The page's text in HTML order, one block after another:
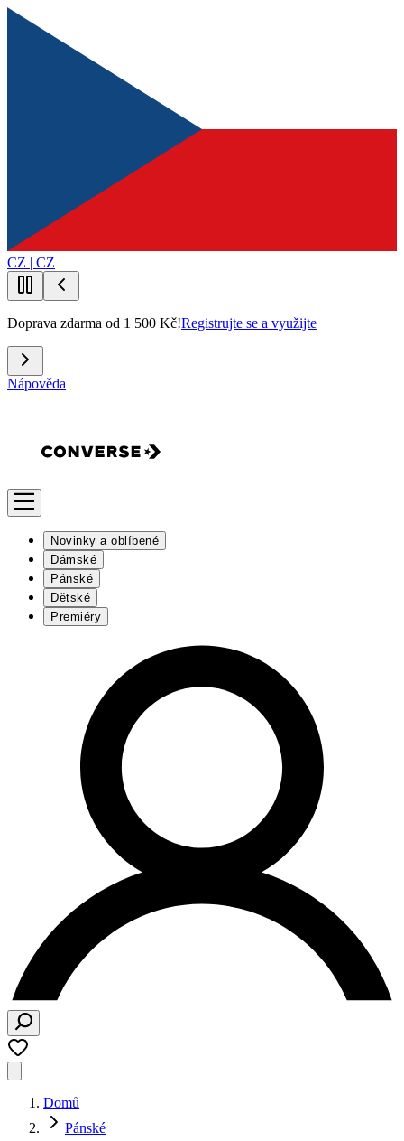
CZ | CZ
Doprava zdarma od 1 500 Kč!Registrujte se a využijte
Nápověda
Novinky a oblíbené
Dámské
Pánské
Dětské
Premiéry
Domů
Pánské